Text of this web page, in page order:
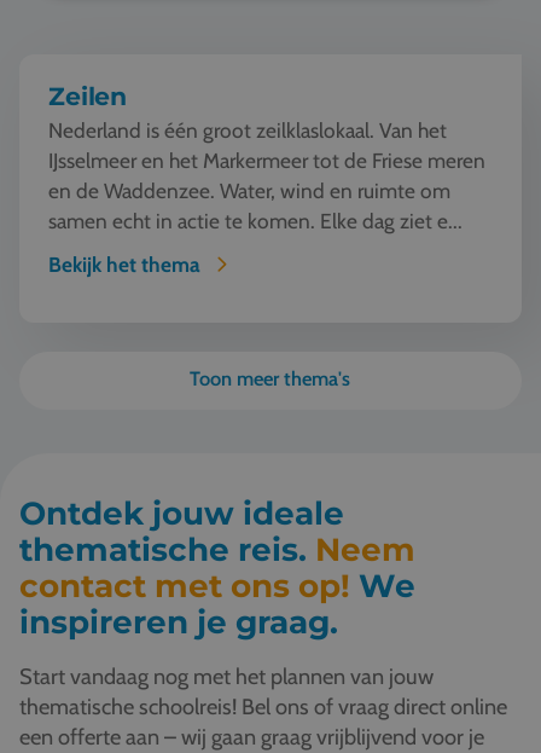
Zeilen
Nederland is één groot zeilklaslokaal. Van het
IJsselmeer en het Markermeer tot de Friese meren
en de Waddenzee. Water, wind en ruimte om
samen echt in actie te komen. Elke dag ziet e...
Bekijk het thema
Toon meer thema's
Ontdek jouw ideale
thematische reis. Neem
contact met ons op! We
inspireren je graag.
Start vandaag nog met het plannen van jouw
thematische schoolreis! Bel ons of vraag direct online
een offerte aan – wij gaan graag vrijblijvend voor je